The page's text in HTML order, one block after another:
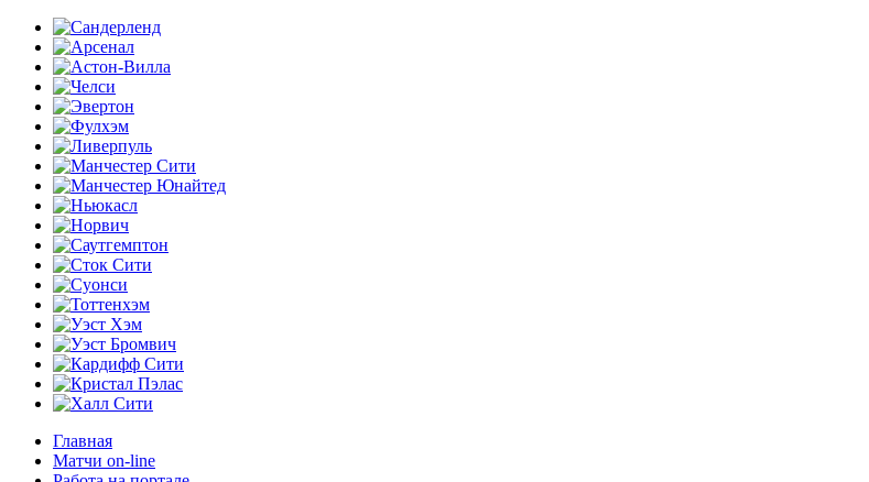
Главная
Матчи on-line